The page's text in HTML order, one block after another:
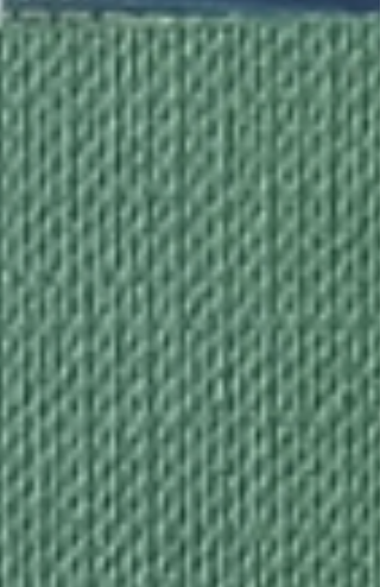
Paese spesso percepito come lontano,
enigmatico e quasi irreale in un insieme di
volti, voci e storie che parlano di bisogni
universali. Fame, amore, paura, speranza,
senso di appartenenza e desiderio di
diventano il filo